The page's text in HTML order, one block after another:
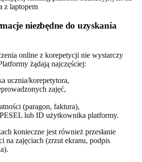
niezbędne do uzyskania
online z korepetycji nie wystarczy
żądają najczęściej:
ucznia/korepetytora,
zajęć,
(paragon, faktura),
lub ID użytkownika platformy.
konieczne jest również przesłanie
na zajęciach (zrzut ekranu, podpis